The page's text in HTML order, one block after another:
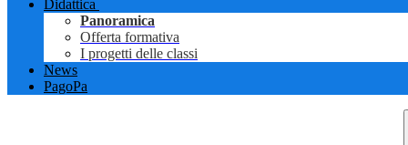
Didattica
Panoramica
Offerta formativa
I progetti delle classi
News
PagoPa